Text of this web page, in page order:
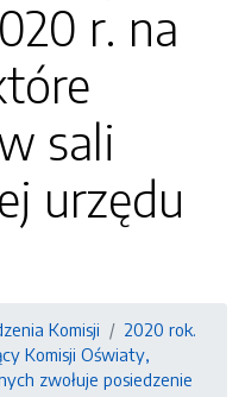
r. na
sali
urzędu
Komisji
2020 rok.
Komisji Oświaty,
zwołuje posiedzenie